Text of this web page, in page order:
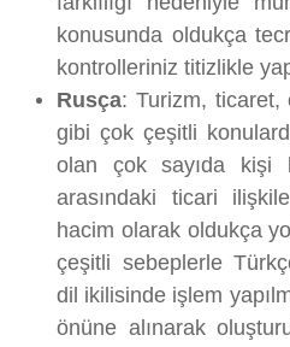
konusunda oldukça
kontrolleriniz titizlikle
Rusça: Turizm, ticaret,
gibi çok çeşitli
olan çok sayıda kişi
arasındaki ticari
hacim olarak oldukça
çeşitli sebeplerle
dil ikilisinde işlem
önüne alınarak